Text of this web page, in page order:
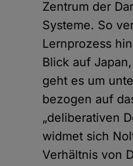
Zentrum der
Systeme. So
Lernprozess
Blick auf
geht es um
bezogen auf
„deliberativen
widmet sich
Verhältnis von